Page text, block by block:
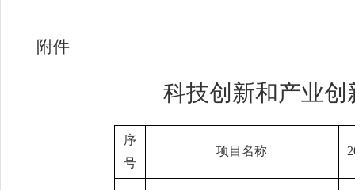
附件
科技创新和产业
序
号
项目名称